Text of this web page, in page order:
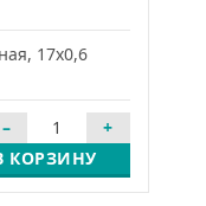
17х0,6
КОРЗИНУ